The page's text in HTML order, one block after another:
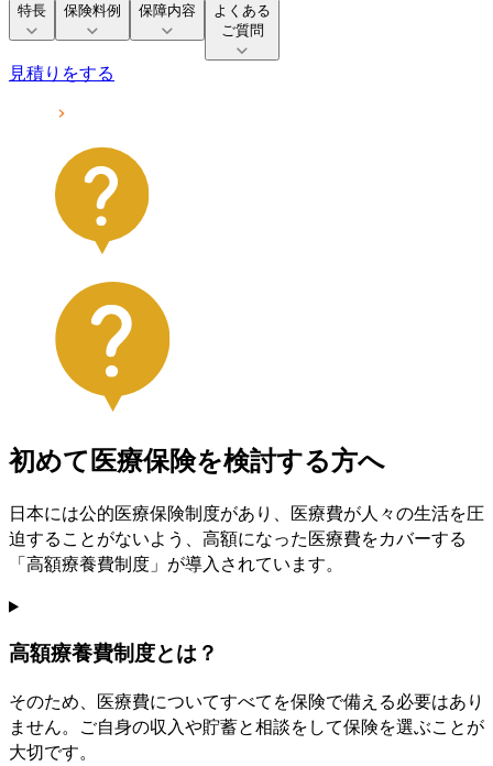
特長 保険料例 保障内容
よくある
ご質問
見積りをする
初めて医療保険を検討する方へ
日本には公的医療保険制度があり、医療費が人々の生活を圧
迫することがないよう、高額になった医療費をカバーする
「高額療養費制度」が導入されています。
高額療養費制度とは？
そのため、医療費についてすべてを保険で備える必要はあり
ません。 ご自身の収入や貯蓄と相談をして保険を選ぶことが
大切です。